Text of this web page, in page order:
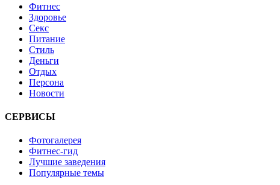
Фитнес
Здоровье
Секс
Питание
Стиль
Деньги
Отдых
Персона
Новости
СЕРВИСЫ
Фотогалерея
Фитнес-гид
Лучшие заведения
Популярные темы